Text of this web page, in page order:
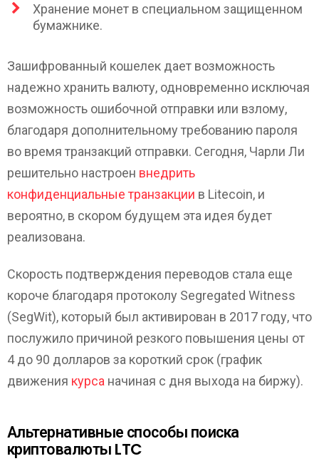
Хранение монет в специальном защищенном
бумажнике.
Зашифрованный кошелек дает возможность
надежно хранить валюту, одновременно исключая
возможность ошибочной отправки или взлому,
благодаря дополнительному требованию пароля
во время транзакций отправки. Сегодня, Чарли Ли
решительно настроен внедрить
конфиденциальные транзакции в Litecoin, и
вероятно, в скором будущем эта идея будет
реализована.
Скорость подтверждения переводов стала еще
короче благодаря протоколу Segregated Witness
(SegWit), который был активирован в 2017 году, что
послужило причиной резкого повышения цены от
4 до 90 долларов за короткий срок (график
движения курса начиная с дня выхода на биржу).
Альтернативные способы поиска
криптовалюты LTC